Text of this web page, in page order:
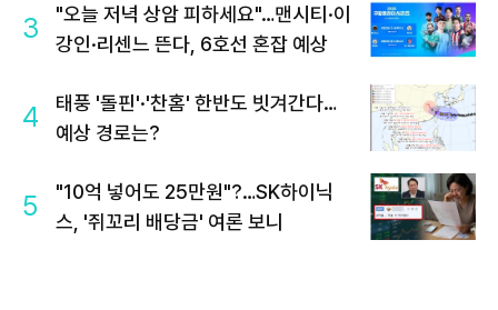
3
"오늘 저녁 상암 피하세요"…맨시티·이
강인·리센느 뜬다, 6호선 혼잡 예상
4
태풍 '돌핀'·'찬홈' 한반도 빗겨간다…
예상 경로는?
5
"10억 넣어도 25만원"?…SK하이닉
스, '쥐꼬리 배당금' 여론 보니